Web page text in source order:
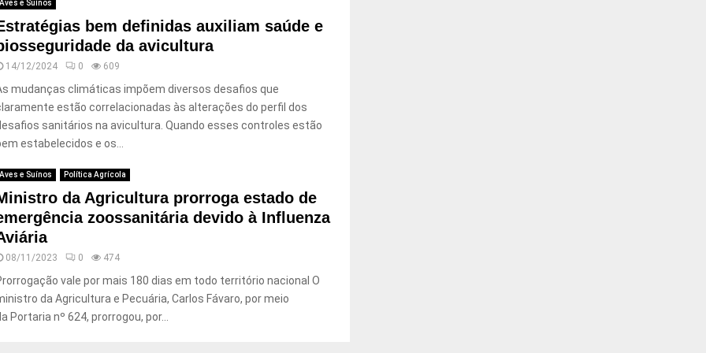
Aves e Suínos
bem definidas auxiliam saúde e
da avicultura
14/12/2024 0 609
mudanças climáticas impõem diversos desafios que
estão correlacionadas às alterações do perfil dos
sanitários na avicultura. Quando esses controles estão
estabelecidos e os...
Aves e Suínos Política Agrícola
da Agricultura prorroga estado de
zoossanitária devido à Influenza
08/11/2023 0 474
vale por mais 180 dias em todo território nacional O
da Agricultura e Pecuária, Carlos Fávaro, por meio
Portaria nº 624, prorrogou, por...